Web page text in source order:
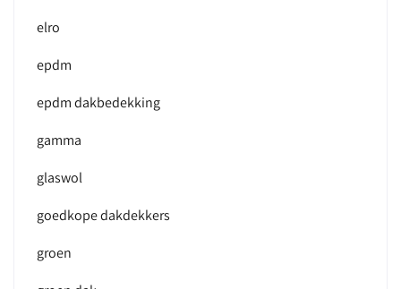
elro
epdm
epdm dakbedekking
gamma
glaswol
goedkope dakdekkers
groen